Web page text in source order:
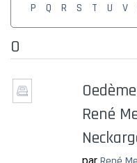
P Q R S T U V
O
René